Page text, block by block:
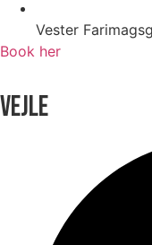
Vester
Book her
VEJLE